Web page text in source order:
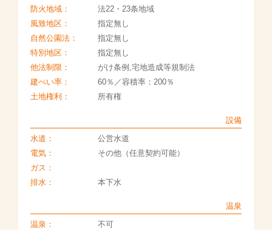
防火地域：
法22・23条地域
風致地区：
指定無し
自然公園法：
指定無し
特別地区：
指定無し
他法制限：
がけ条例,宅地造成等規制法
建ぺい率：
60％／容積率：200％
土地権利：
所有権
設備
水道：
公営水道
電気：
その他（任意契約可能）
ガス：
排水：
本下水
温泉
温泉：
不可